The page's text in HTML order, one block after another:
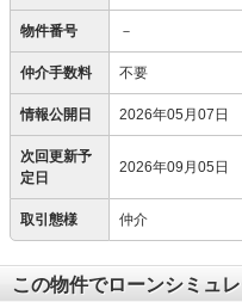
物件番号 －
仲介手数料 不要
情報公開日 2026年05月07日
次回更新予
定日
2026年09月05日
取引態様 仲介
この物件でローンシミュ